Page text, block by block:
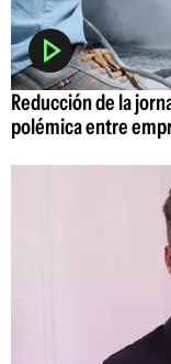
Reducción de la
polémica entre